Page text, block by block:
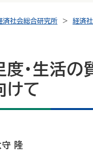
済社会総合研究所 経済
度・生活の
けて
守 隆